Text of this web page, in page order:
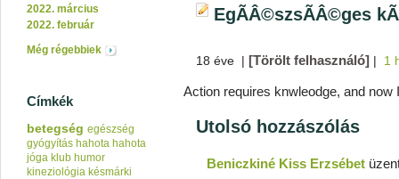
2022. március
2022. február
Még régebbiek
Címkék
betegség egészség
gyógyítás hahota hahota
jóga klub humor
kineziológia késmárki
EgÃÂ©szsÃÂ©ges
18 éve | [Törölt felhasználó] | 1
Action requires knwleodge, and now
Utolsó hozzászólás
Beniczkiné Kiss Erzsébet